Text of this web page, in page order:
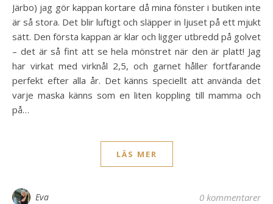
Järbo) jag gör kappan kortare då mina fönster i butiken inte
är så stora. Det blir luftigt och släpper in ljuset på ett mjukt
sätt. Den första kappan är klar och ligger utbredd på golvet
– det är så fint att se hela mönstret när den är platt! Jag
har virkat med virknål 2,5, och garnet håller fortfarande
perfekt efter alla år. Det känns speciellt att använda det
varje maska känns som en liten koppling till mamma och
på…
LÄS MER
Eva 0 kommentarer